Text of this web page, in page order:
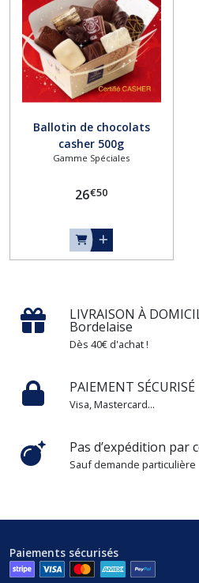
Ballotin de chocolats
casher 500g
Gamme Spéciales
26€50
LIVRAISON À
Bordelaise
Dès 40€ d'achat !
PAIEMENT SÉCURISÉ
Visa, Mastercard...
Pas d’expédition par
Sauf demande particulière
Paiements sécurisés